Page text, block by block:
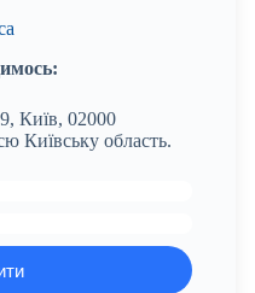
Київ, 02000
Київську область.